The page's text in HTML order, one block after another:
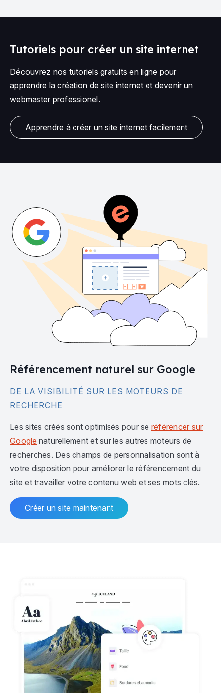
Tutoriels pour créer un site internet
Découvrez nos tutoriels gratuits en ligne pour
apprendre la création de site internet et devenir un
webmaster professionel.
Apprendre à créer un site internet facilement
Référencement naturel sur Google
DE LA VISIBILITÉ SUR LES MOTEURS DE
RECHERCHE
Les sites créés sont optimisés pour se référencer sur
Google naturellement et sur les autres moteurs de
recherches. Des champs de personnalisation sont à
votre disposition pour améliorer le référencement du
site et travailler votre contenu web et ses mots clés.
Créer un site maintenant